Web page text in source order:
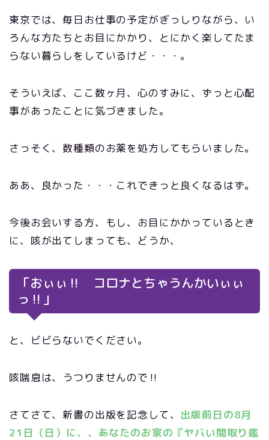
東京では、毎日お仕事の予定がぎっしりながら、い
ろんな方たちとお目にかかり、とにかく楽してたま
らない暮らしをしているけど・・・。
そういえば、ここ数ヶ月、心のすみに、ずっと心配
事があったことに気づきました。
さっそく、数種類のお薬を処方してもらいました。
ああ、良かった・・・これできっと良くなるはず。
今後お会いする方、もし、お目にかかっているとき
に、咳が出てしまっても、どうか、
「おぃぃ‼ コロナとちゃうんかいぃぃ
っ‼」
と、ビビらないでください。
咳喘息は、うつりませんので‼
さてさて、新書の出版を記念して、 出版前日の8月
21日（日）に、、あなたのお家の『ヤバい間取り鑑